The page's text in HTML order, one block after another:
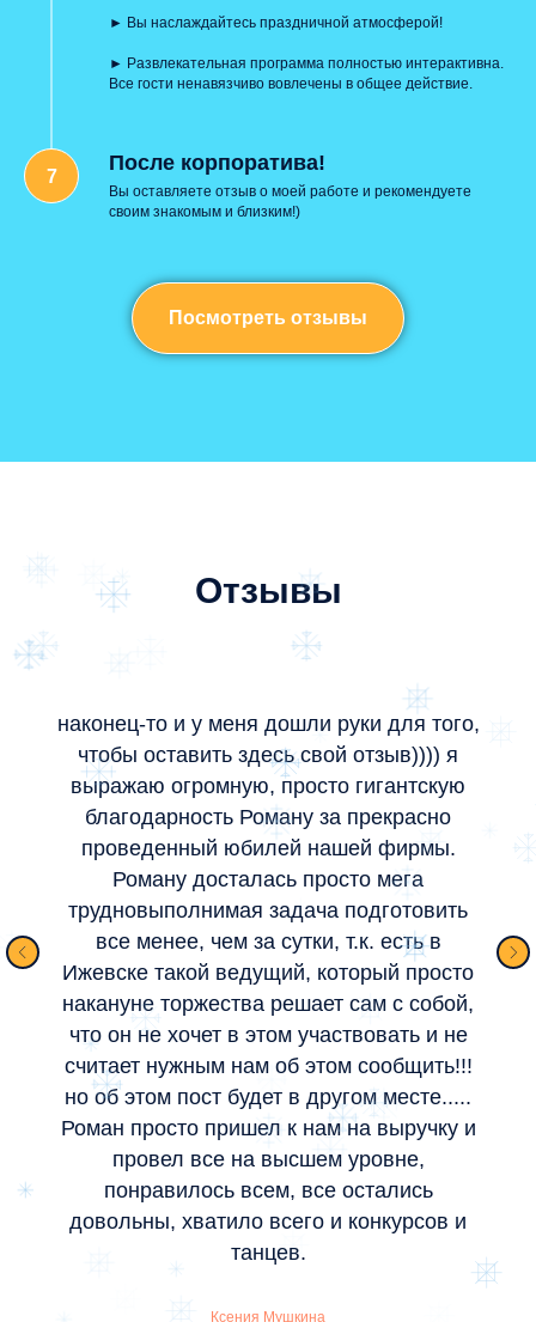
► Вы наслаждайтесь праздничной атмосферой!
► Развлекательная программа полностью интерактивна.
Все гости ненавязчиво вовлечены в общее действие.
После корпоратива!
Вы оставляете отзыв о моей работе и рекомендуете
своим знакомым и близким!)
Посмотреть отзывы
Отзывы
наконец-то и у меня дошли руки для того,
чтобы оставить здесь свой отзыв)))) я
выражаю огромную, просто гигантскую
благодарность Роману за прекрасно
проведенный юбилей нашей фирмы.
Роману досталась просто мега
трудновыполнимая задача подготовить
все менее, чем за сутки, т.к. есть в
Ижевске такой ведущий, который просто
накануне торжества решает сам с собой,
что он не хочет в этом участвовать и не
считает нужным нам об этом сообщить!!!
но об этом пост будет в другом месте.....
Роман просто пришел к нам на выручку и
провел все на высшем уровне,
понравилось всем, все остались
довольны, хватило всего и конкурсов и
танцев.
Ксения Мушкина